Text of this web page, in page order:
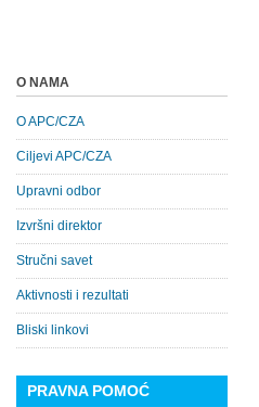
O NAMA
O APC/CZA
Ciljevi APC/CZA
Upravni odbor
Izvršni direktor
Stručni savet
Aktivnosti i rezultati
Bliski linkovi
PRAVNA POMOĆ